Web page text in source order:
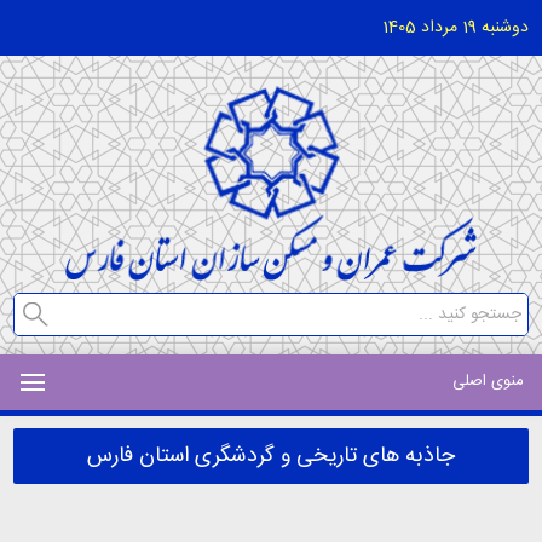
دوشنبه 19 مرداد 1405
منوی اصلی
جاذبه های تاریخی و گردشگری استان فارس